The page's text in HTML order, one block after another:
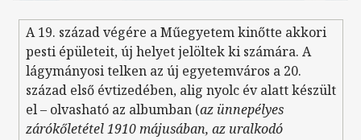
A 19. század végére a Műegyetem kinőtte akkori
pesti épületeit, új helyet jelöltek ki számára. A
lágymányosi telken az új egyetemváros a 20.
század első évtizedében, alig nyolc év alatt készült
el – olvasható az albumban (az ünnepélyes
zárókőletétel 1910 májusában, az uralkodó